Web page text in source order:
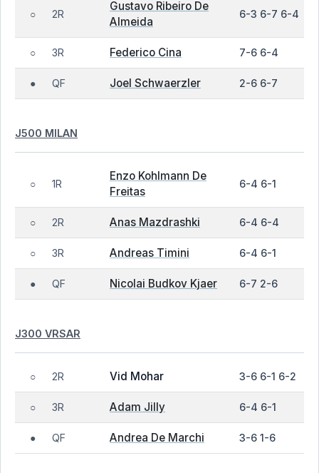
○ 2R
Gustavo Ribeiro De
Almeida
6-3 6-7 6-4
○ 3R Federico Cina 7-6 6-4
● QF Joel Schwaerzler 2-6 6-7
J500 MILAN
○ 1R
Enzo Kohlmann De
Freitas
6-4 6-1
○ 2R Anas Mazdrashki 6-4 6-4
○ 3R Andreas Timini 6-4 6-1
● QF Nicolai Budkov Kjaer 6-7 2-6
J300 VRSAR
○ 2R Vid Mohar 3-6 6-1 6-2
○ 3R Adam Jilly 6-4 6-1
● QF Andrea De Marchi 3-6 1-6